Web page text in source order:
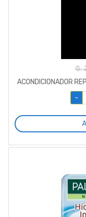
₲.
ACONDICIONADOR
-